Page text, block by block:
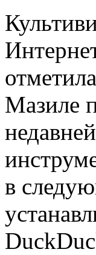
Мазиле
в